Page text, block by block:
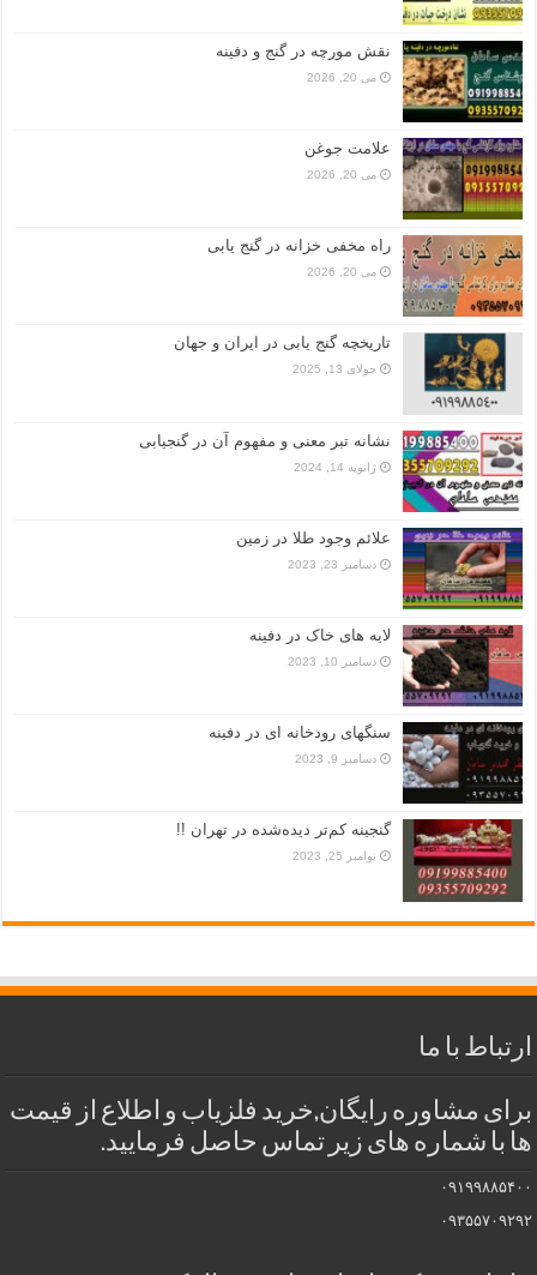
نقش مورچه در گنج و دفینه
می 20, 2026
علامت جوغن
می 20, 2026
راه مخفی خزانه در گنج یابی
می 20, 2026
تاریخچه گنج‌ یابی در ایران و جهان
جولای 13, 2025
نشانه تبر معنی و مفهوم آن در گنجیابی
ژانویه 14, 2024
علائم وجود طلا در زمین
دسامبر 23, 2023
لایه های خاک در دفینه
دسامبر 10, 2023
سنگهای رودخانه ای در دفینه
دسامبر 9, 2023
گنجینه کم‌تر دیده‌شده در تهران !!
نوامبر 25, 2023
ارتباط با ما
برای مشاوره رایگان,خرید فلزیاب و اطلاع از قیمت
ها با شماره های زیر تماس حاصل فرمایید.
۰۹۱۹۹۸۸۵۴۰۰
۰۹۳۵۵۷۰۹۲۹۲